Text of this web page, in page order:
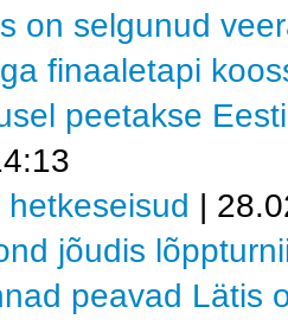
on selgunud
finaaletapi
peetakse
|
jõudis
peavad Lätis